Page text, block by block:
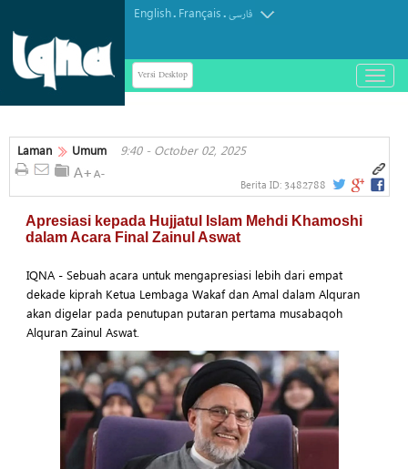
English. Français.فارسی
Versi Desktop
باز
و
کردن
Laman Umum 9:40 - October 02, 2025
Berita ID: 3482788
Apresiasi kepada Hujjatul Islam Mehdi Khamoshi
dalam Acara Final Zainul Aswat
IQNA - Sebuah acara untuk mengapresiasi lebih dari empat
dekade kiprah Ketua Lembaga Wakaf dan Amal dalam Alquran
akan digelar pada penutupan putaran pertama musabaqoh
Alquran Zainul Aswat.